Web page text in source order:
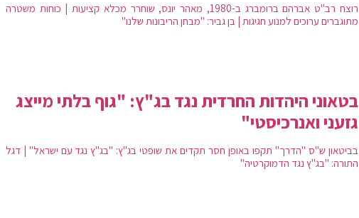
רוצח רב"ט אברהם ברומברג ב-1980, מאהר יונס, שוחרר מכלא קציעות | כוחות משטרה
מתוגברים ערוכים למנוע חגיגות | בן גביר: "מבחן הריבונות שלנו"
בטאוני היהדות החרדית נגד בג"ץ: "גוף בלתי מייצג
גזעני ואנרכיסטי"
בביטאון ש"ס "הדרך" תקפו באופן חסר תקדים את שופטי בג"ץ: "בג"ץ נגד עם ישראל" | דגל
התורה: "בג"ץ נגד הדמוקרטיה"